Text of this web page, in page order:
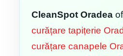
CleanSpot Oradea
curățare tapițerie
curățare canapele